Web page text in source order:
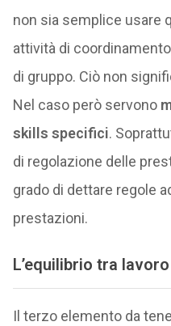
non sia semplice usare
attività di
di gruppo. Ciò non
Nel caso però servono
skills specifici.
di regolazione delle
grado di dettare regole
prestazioni.
L’equilibrio tra
Il terzo elemento da